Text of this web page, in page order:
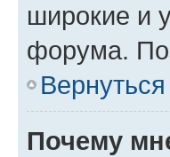
широкие и
форума.
Почему